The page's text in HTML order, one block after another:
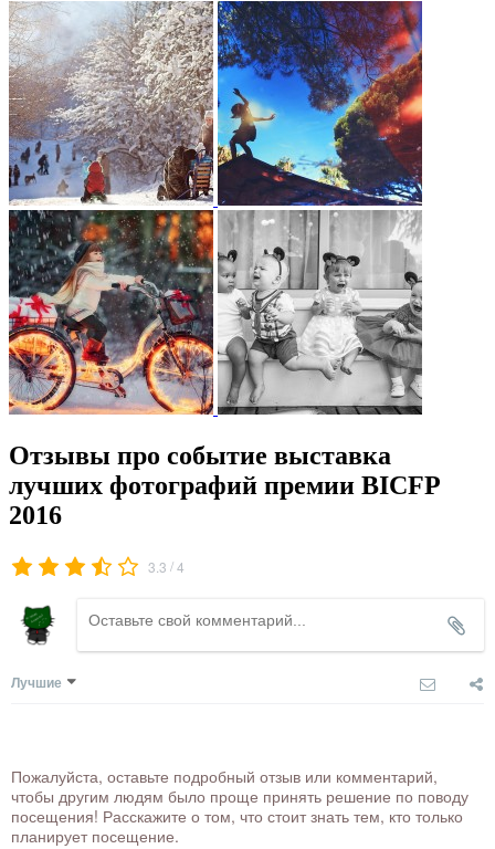
Отзывы про событие выставка
лучших фотографий премии BICFP
2016
3.3 /4
Лучшие
Пожалуйста, оставьте подробный отзыв или комментарий,
чтобы другим людям было проще принять решение по поводу
посещения! Расскажите о том, что стоит знать тем, кто только
планирует посещение.